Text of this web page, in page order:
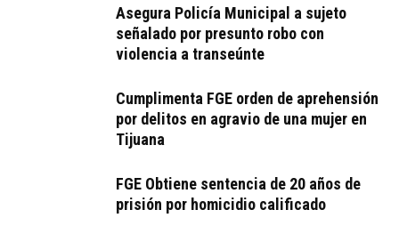
Asegura Policía Municipal a sujeto
señalado por presunto robo con
violencia a transeúnte
Cumplimenta FGE orden de aprehensión
por delitos en agravio de una mujer en
Tijuana
FGE Obtiene sentencia de 20 años de
prisión por homicidio calificado